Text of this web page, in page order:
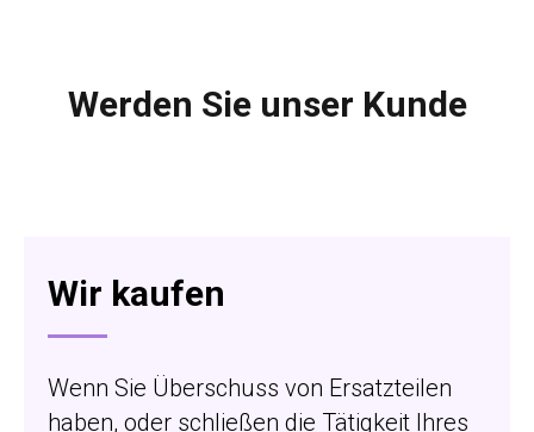
Werden Sie unser Kunde
Wir kaufen
Wenn Sie Überschuss von Ersatzteilen
haben, oder schließen die Tätigkeit Ihres